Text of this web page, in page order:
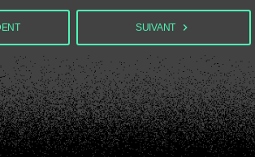
SUIVANT navigate_next